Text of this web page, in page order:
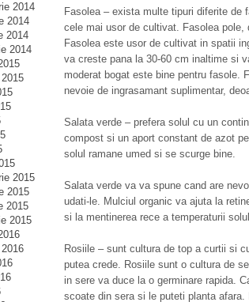
Fasolea – exista multe tipuri diferite de
cele mai usor de cultivat. Fasolea
Fasolea este usor de cultivat in spatii
va creste pana la 30-60 cm inaltime si
moderat bogat este bine pentru fasole.
nevoie de ingrasamant suplimentar,
Salata verde – prefera solul cu un
compost si un aport constant de azot
solul ramane umed si se scurge bine.
Salata verde va va spune cand are
udati-le. Mulciul organic va ajuta la
si la mentinerea rece a temperaturii
Rosiile – sunt cultura de top a curtii si
putea crede. Rosiile sunt o cultura de
in sere va duce la o germinare rapida.
scoate din sera si le puteti planta
2014
2014
2014
2014
2015
2015
2015
2015